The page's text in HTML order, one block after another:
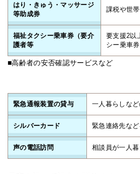
はり・きゅう・マッサージ
等助成券
課税や世
福祉タクシー乗車券（要介
護者等
要支援2以
シー乗車
■高齢者の安否確認サービスなど
緊急通報装置の貸与 一人暮らしな
シルバーカード 緊急連絡先な
声の電話訪問 相談員が一人